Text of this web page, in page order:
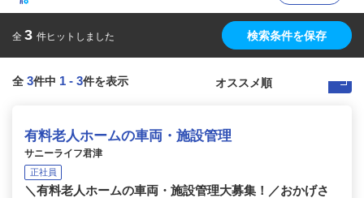
全 3 件ヒットしました 検索条件を保存
全 3件中 1 - 3件を表示
有料老人ホームの車両・施設管理
サニーライフ君津
正社員
＼有料老人ホームの車両・施設管理大募集！／おかげさ